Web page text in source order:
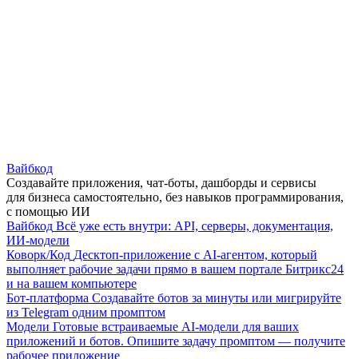
Вайбкод
Создавайте приложения, чат-боты, дашборды и сервисы
для бизнеса самостоятельно, без навыков программирования,
с помощью ИИ
Вайбкод Всё уже есть внутри: API, серверы, документация,
ИИ-модели
Коворк/Код Десктоп-приложение с AI-агентом, который
выполняет рабочие задачи прямо в вашем портале Битрикс24
и на вашем компьютере
Бот-платформа Создавайте ботов за минуты или мигрируйте
из Telegram одним промптом
Модели Готовые встраиваемые AI-модели для ваших
приложений и ботов. Опишите задачу промптом — получите
рабочее приложение